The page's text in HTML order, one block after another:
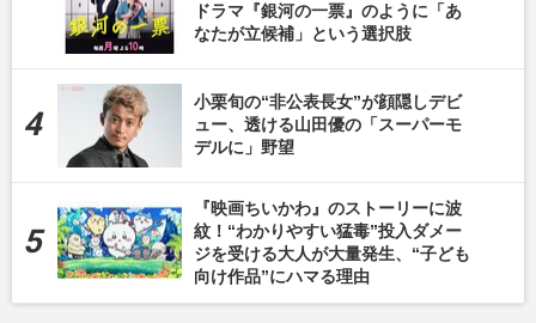
ドラマ『銀河の一票』のように「あ
なたが立候補」という選択肢
小栗旬の“非公表長女”が顔隠しデビ
ュー、透ける山田優の「スーパーモ
デルに」野望
『映画ちいかわ』のストーリーに波
紋！“わかりやすい猛毒”投入ダメー
ジを受ける大人が大量発生、“子ども
向け作品”にハマる理由